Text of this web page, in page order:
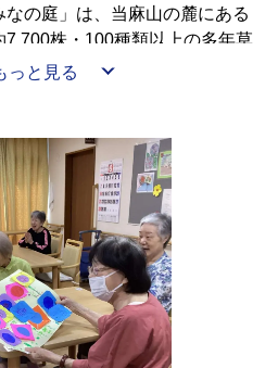
の庭」は、当麻山の麓にある
株・100種類以上の多年草
ネル」や「グラス迷路」などの
由紀さんが監修しており、「花
るから」というコンセプトのも
をかぐことで、子どもたちの豊
ことを目的としています。また
花や植物は、自由に摘み取って
ころが特徴です(^^ゞ
居者の皆さんは、「天気が良く
っと見る